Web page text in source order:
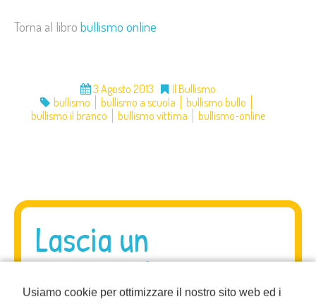
Usiamo cookie per ottimizzare il nostro sito web ed i
Torna al libro bullismo online
3 Agosto 2013
Il Bullismo
bullismo
bullismo a scuola
bullismo bullo
bullismo il branco
bullismo vittima bullismo-online
Lascia un
commento